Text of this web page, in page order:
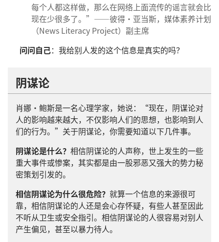
每个人都这样做，那么在网络上面流传的谣言就会比
现在少很多了。”——彼得·亚当斯，媒体素养计划
（News Literacy Project）副主席
问问自己：我给别人发的这个信息是真实的吗？
阴谋论
肖娜·鲍斯是一名心理学家，她说：“现在，阴谋论对
人的影响越来越大，不仅影响人们的思想，也影响到人
们的行为。”关于阴谋论，你需要知道以下几件事。
阴谋论是什么？ 相信阴谋论的人声称，世上发生的一些
重大事件或惨案，其实都是由一股邪恶又强大的势力秘
密策划引发的。
相信阴谋论为什么很危险？ 就算一个信息的来源很可
靠，相信阴谋论的人还是会心存怀疑，有些人甚至因此
不听从卫生或安全指引。相信阴谋论的人很容易对别人
产生偏见，甚至以暴力待人。